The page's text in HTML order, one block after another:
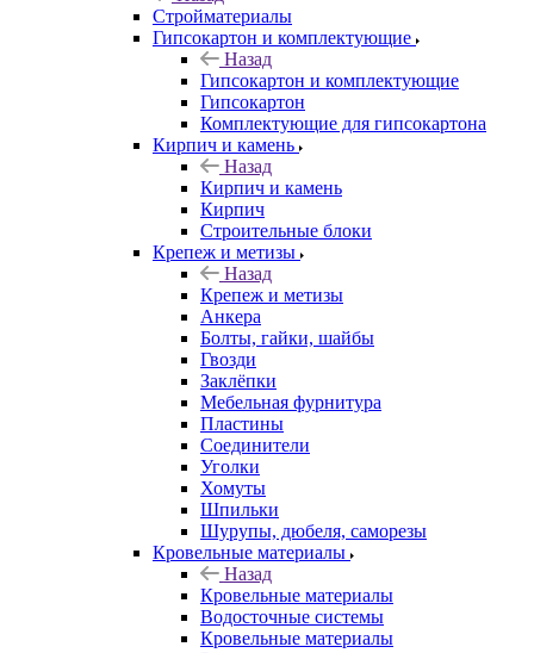
Стройматериалы
Гипсокартон и комплектующие
Назад
Гипсокартон и комплектующие
Гипсокартон
Комплектующие для гипсокартона
Кирпич и камень
Назад
Кирпич и камень
Кирпич
Строительные блоки
Крепеж и метизы
Назад
Крепеж и метизы
Анкера
Болты, гайки, шайбы
Гвозди
Заклёпки
Мебельная фурнитура
Пластины
Соединители
Уголки
Хомуты
Шпильки
Шурупы, дюбеля, саморезы
Кровельные материалы
Назад
Кровельные материалы
Водосточные системы
Кровельные материалы